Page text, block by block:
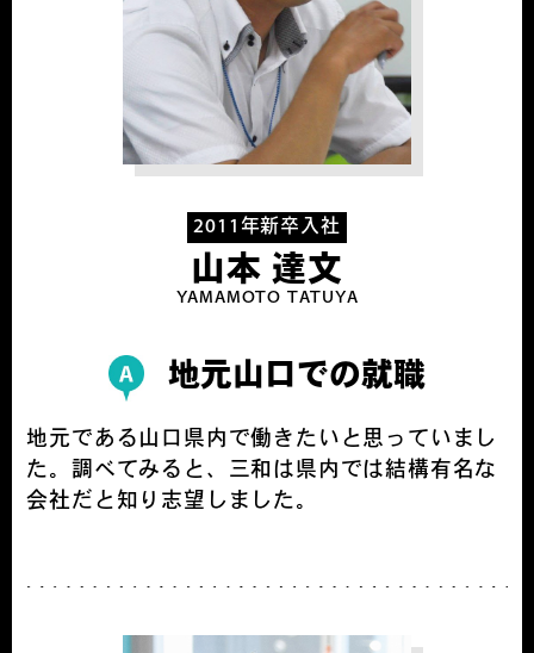
2011年新卒入社
山本 達文
YAMAMOTO TATUYA
地元山口での就職
地元である山口県内で働きたいと思っていまし
た。調べてみると、三和は県内では結構有名な
会社だと知り志望しました。